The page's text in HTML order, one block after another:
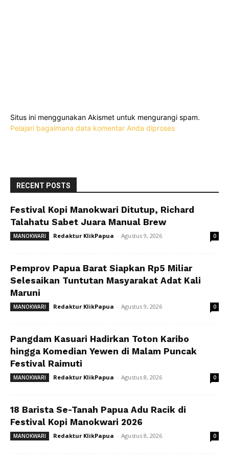
Situs ini menggunakan Akismet untuk mengurangi spam.
Pelajari bagaimana data komentar Anda diproses
RECENT POSTS
Festival Kopi Manokwari Ditutup, Richard
Talahatu Sabet Juara Manual Brew
MANOKWARI Redaktur KlikPapua - Agustus 9, 2026 0
Pemprov Papua Barat Siapkan Rp5 Miliar
Selesaikan Tuntutan Masyarakat Adat Kali
Maruni
MANOKWARI Redaktur KlikPapua - Agustus 9, 2026 0
Pangdam Kasuari Hadirkan Toton Karibo
hingga Komedian Yewen di Malam Puncak
Festival Raimuti
MANOKWARI Redaktur KlikPapua - Agustus 8, 2026 0
18 Barista Se-Tanah Papua Adu Racik di
Festival Kopi Manokwari 2026
MANOKWARI Redaktur KlikPapua - Agustus 8, 2026 0